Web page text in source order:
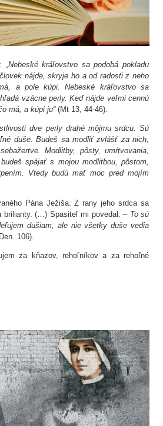
„Nebeské kráľovstvo sa podobá pokladu
nájde, skryje ho a od radosti z neho
a pole kúpi. Nebeské kráľovstvo sa
vzácne perly. Keď nájde veľmi cennú
má, a kúpi ju“(Mt 13, 44-46).
dve perly drahé môjmu srdcu. Sú
duše. Budeš sa modliť zvlášť za nich,
Modlitby, pôsty, umŕtvovania,
spájať s mojou modlitbou, pôstom,
Vtedy budú mať moc pred mojím
Pána Ježiša. Z rany jeho srdca sa
brilianty. (…) Spasiteľ mi povedal: – To sú
dušiam, ale nie všetky duše vedia
106).
za kňazov, rehoľníkov a za rehoľné